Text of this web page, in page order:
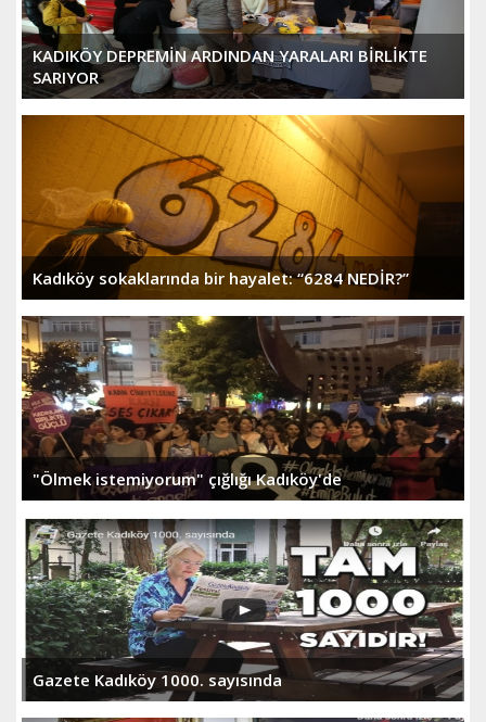
KADIKÖY DEPREMİN ARDINDAN YARALARI BİRLİKTE
SARIYOR
Kadıköy sokaklarında bir hayalet: “6284 NEDİR?”
"Ölmek istemiyorum" çığlığı Kadıköy'de
Gazete Kadıköy 1000. sayısında